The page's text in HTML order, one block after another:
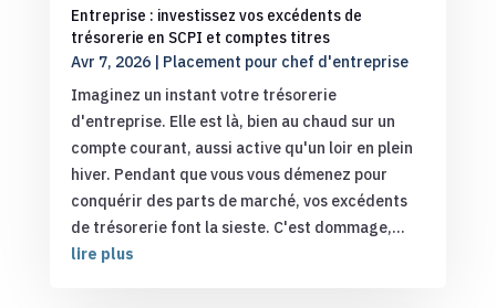
Entreprise : investissez vos excédents de
trésorerie en SCPI et comptes titres
Avr 7, 2026| Placement pour chef d'entreprise
Imaginez un instant votre trésorerie
d'entreprise. Elle est là, bien au chaud sur un
compte courant, aussi active qu'un loir en plein
hiver. Pendant que vous vous démenez pour
conquérir des parts de marché, vos excédents
de trésorerie font la sieste. C'est dommage,...
lire plus